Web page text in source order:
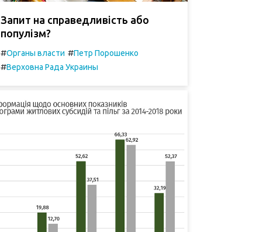
Запит на справедливість або
популізм?
#Органы власти #Петр Порошенко
#Верховна Рада Украины